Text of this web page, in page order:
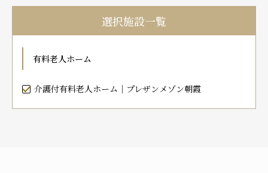
プレザングラン
プレザンメゾン
有料老人ホームとは
たのしい家
認知症対応型グループホームとは
認知症のおはなし
小規模多機能型居宅介護TOP
たのしい家
小規模多機能型居宅介護とは
0120-944
お問い合わせフォーム
選択施設一覧
有料老人ホーム
介護付有料老人ホーム｜プレザンメゾン朝霞